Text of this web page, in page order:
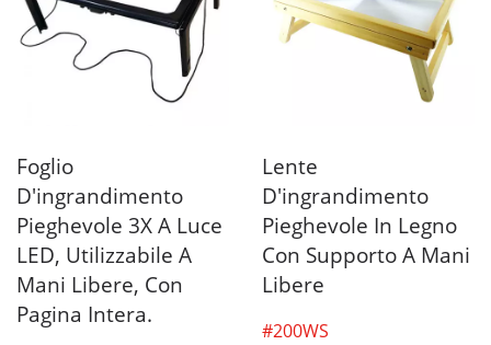
Foglio
D'ingrandimento
Pieghevole 3X A Luce
LED, Utilizzabile A
Mani Libere, Con
Pagina Intera.
Lente
D'ingrandimento
Pieghevole In Legno
Con Supporto A Mani
Libere
#200WS